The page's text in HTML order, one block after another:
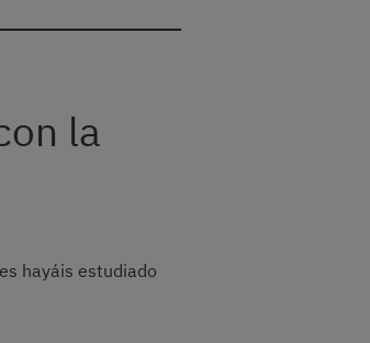
la
hayáis estudiado